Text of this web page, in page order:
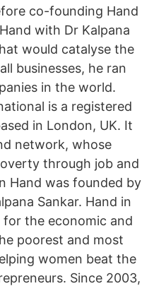
co-founding Hand
with Dr Kalpana
would catalyse the
businesses, he ran
in the world.
is a registered
in London, UK. It
network, whose
through job and
Hand was founded by
Sankar. Hand in
for the economic and
poorest and most
women beat the
Since 2003,